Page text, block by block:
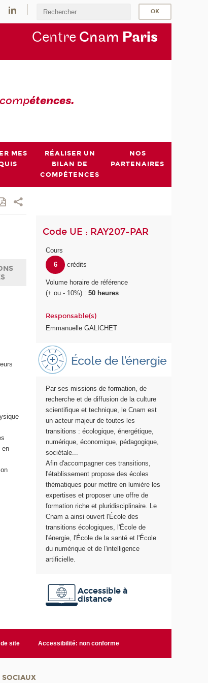
Centre Cnam Paris
étences.
MES
RÉALISER UN
BILAN DE
COMPÉTENCES
NOS
PARTENAIRES
en
Code UE : RAY207-PAR
Cours
6
crédits
Volume horaire de référence
(+ ou - 10%) :50 heures
Responsable(s)
Emmanuelle GALICHET
Par ses missions de formation, de
recherche et de diffusion de la culture
scientifique et technique, le Cnam est
un acteur majeur de toutes les
transitions : écologique, énergétique,
numérique, économique, pédagogique,
sociétale...
Afin d'accompagner ces transitions,
l'établissement propose des écoles
thématiques pour mettre en lumière les
expertises et proposer une offre de
formation riche et pluridisciplinaire. Le
Cnam a ainsi ouvert l'École des
transitions écologiques, l'École de
l'énergie, l'École de la santé et l'École
du numérique et de l'intelligence
artificielle.
Accessible à
distance
de site Accessibilité: non conforme
SOCIAUX